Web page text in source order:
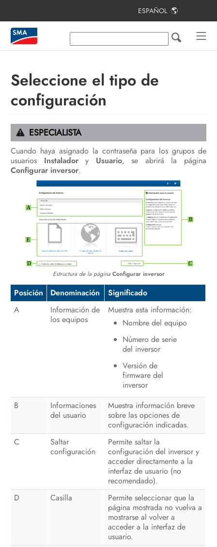
ESPAÑOL
Seleccione el tipo de
configuración
ESPECIALISTA
Cuando haya asignado la contraseña para los grupos de
usuarios Instaladory Usuario, se abrirá la página
Configurar inversor.
Estructura de la página Configurar inversor
Posición Denominación
Significado
A
Información de
los equipos
Muestra esta información:
Nombre del equipo
Número de serie
del inversor
Versión de
firmware del
inversor
B
Informaciones
del usuario
Muestra información breve
sobre las opciones de
configuración indicadas.
C
Saltar
configuración
Permite saltar la
configuración del inversor y
acceder directamente a la
interfaz de usuario (no
recomendado).
D
Casilla
Permite seleccionar que la
página mostrada no vuelva a
mostrarse al volver a
acceder a la interfaz de
usuario.
Índice
Indicaciones sobre este documento
Contenido de la entrega
Materiales y herramientas
adicionales necesarios
Vista general del producto
Montaje y preparación de la
conexión
Conexión eléctrica
Puesta en marcha
Desconexión del inversor de la
tensión
Limpieza del producto
Localización de errores
Puesta fuera de servicio del inversor
Procedimiento al recibir un equipo
Información de cumplimiento
Contacto